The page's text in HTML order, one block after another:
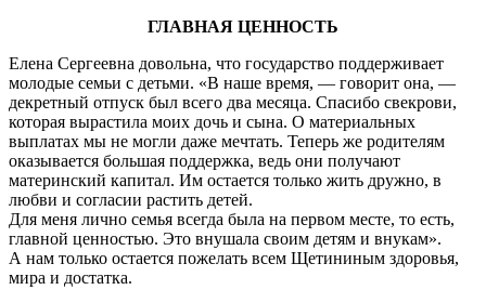
ГЛАВНАЯ ЦЕННОСТЬ
Елена Сергеевна довольна, что государство поддерживает
молодые семьи с детьми. «В наше время, — говорит она, —
декретный отпуск был всего два месяца. Спасибо свекрови,
которая вырастила моих дочь и сына. О материальных
выплатах мы не могли даже мечтать. Теперь же родителям
оказывается большая поддержка, ведь они получают
материнский капитал. Им остается только жить дружно, в
любви и согласии растить детей.
Для меня лично семья всегда была на первом месте, то есть,
главной ценностью. Это внушала своим детям и внукам».
А нам только остается пожелать всем Щетининым здоровья,
мира и достатка.